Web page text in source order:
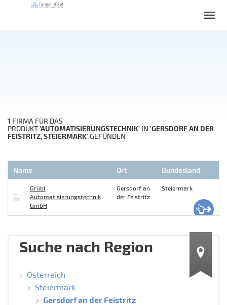
1 FIRMA FÜR DAS
PRODUKT'AUTOMATISIERUNGSTECHNIK' IN 'GERSDORF AN DER
FEISTRITZ, STEIERMARK'GEFUNDEN
Name Ort Bundesland
Grübl
Automatisierungstechnik
GmbH
Gersdorf an
der Feistritz
Steiermark
Suche nach Region
Österreich
Steiermark
Gersdorf an der Feistritz